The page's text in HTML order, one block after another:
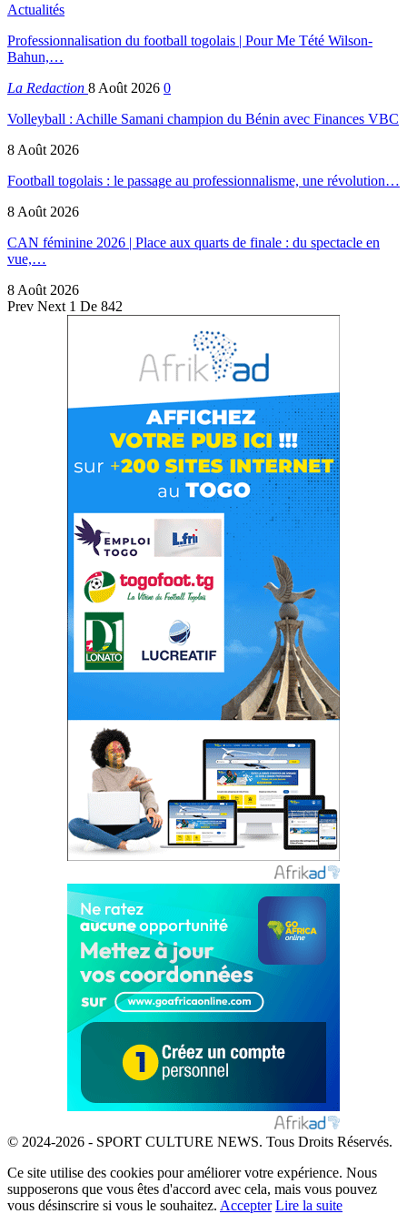
Actualités
Professionnalisation du football togolais | Pour Me Tété Wilson-
Bahun,…
La Redaction 8 Août 2026 0
Volleyball : Achille Samani champion du Bénin avec Finances VBC
8 Août 2026
Football togolais : le passage au professionnalisme, une révolution…
8 Août 2026
CAN féminine 2026 | Place aux quarts de finale : du spectacle en
vue,…
8 Août 2026
Prev Next 1 De 842
© 2024-2026 - SPORT CULTURE NEWS. Tous Droits Réservés.
Ce site utilise des cookies pour améliorer votre expérience. Nous
supposerons que vous êtes d'accord avec cela, mais vous pouvez
vous désinscrire si vous le souhaitez. Accepter Lire la suite